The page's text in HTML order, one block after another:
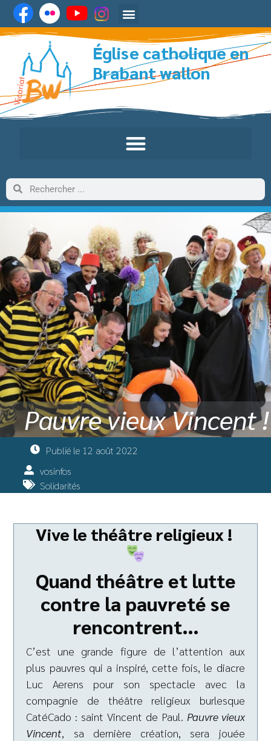
Église catholique en
Brabant wallon
Pauvre vieux Vincent !
Publié le 12 août 2022
vosinfos
Solidarités
Vive le théâtre religieux !
Quand théâtre et lutte
contre la pauvreté se
rencontrent…
C’est une grande figure de l’attention aux
plus pauvres qui a inspiré, cette fois, le diacre
Luc Aerens pour son spectacle avec la
compagnie de théâtre religieux burlesque
CatéCado : saint Vincent de Paul. Pauvre vieux
Vincent , sa dernière création, sera jouée